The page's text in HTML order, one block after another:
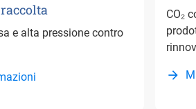
e alta pressione contro
CO₂